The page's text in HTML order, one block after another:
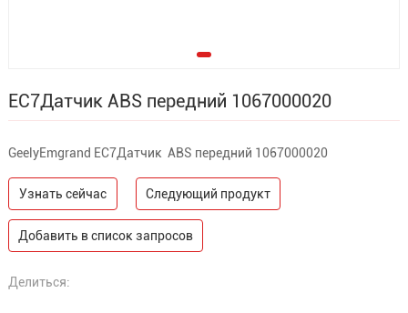
EC7Датчик ABS передний 1067000020
GeelyEmgrand EC7Датчик ABS передний 1067000020
Узнать сейчас Следующий продукт
Добавить в список запросов
Делиться: